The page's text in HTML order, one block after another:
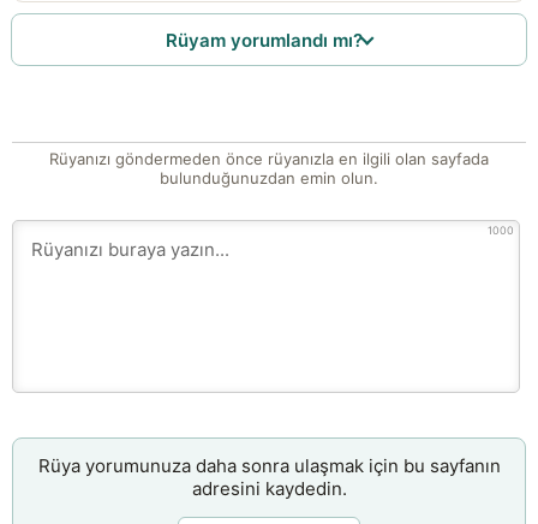
Rüyam yorumlandı mı?
Rüyanızı göndermeden önce rüyanızla en ilgili olan sayfada
bulunduğunuzdan emin olun.
1000
Rüya yorumunuza daha sonra ulaşmak için bu sayfanın
adresini kaydedin.